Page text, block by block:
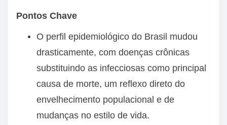
Pontos Chave
O perfil epidemiológico do Brasil mudou
drasticamente, com doenças crônicas
substituindo as infecciosas como principal
causa de morte, um reflexo direto do
envelhecimento populacional e de
mudanças no estilo de vida.